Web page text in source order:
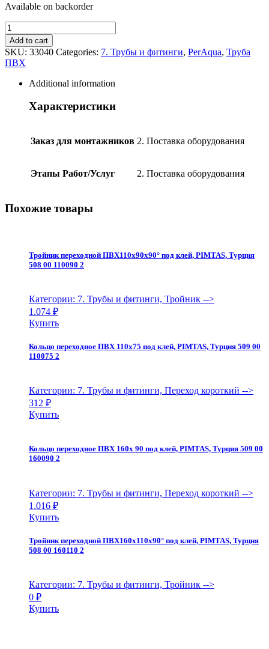
Available on backorder
Комплект
труб
d=50
мм
с
фланцами,
черный,
Add to cart
SKU: 33040 Categories: 7. Трубы и фитинги, PerAqua, Труба
ПВХ
Additional information
Характеристики
Заказ для монтажников 2. Поставка оборудования
Этапы Работ/Услуг 2. Поставка оборудования
Похожие товары
Тройник переходной ПВХ110х90х90° под клей, PIMTAS, Турция
508 00 110090 2
Категории: 7. Трубы и фитинги, Тройник -->
1.074 ₽
Купить
Кольцо переходное ПВХ 110х75 под клей, PIMTAS, Турция 509 00
110075 2
Категории: 7. Трубы и фитинги, Переход короткий -->
312 ₽
Купить
Кольцо переходное ПВХ 160х 90 под клей, PIMTAS, Турция 509 00
160090 2
Категории: 7. Трубы и фитинги, Переход короткий -->
1.016 ₽
Купить
Тройник переходной ПВХ160х110х90° под клей, PIMTAS, Турция
508 00 160110 2
Категории: 7. Трубы и фитинги, Тройник -->
0 ₽
Купить